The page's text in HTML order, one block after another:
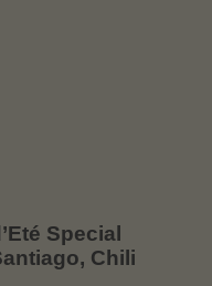
Special
Chili